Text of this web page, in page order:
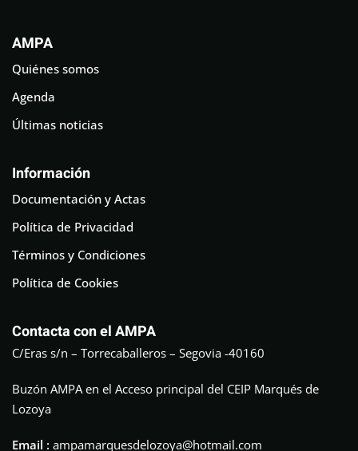
AMPA
Quiénes somos
Agenda
Últimas noticias
Información
Documentación y Actas
Política de Privacidad
Términos y Condiciones
Política de Cookies
Contacta con el AMPA
C/Eras s/n – Torrecaballeros – Segovia -40160
Buzón AMPA en el Acceso principal del CEIP Marqués de
Lozoya
Email : ampamarquesdelozoya@hotmail.com